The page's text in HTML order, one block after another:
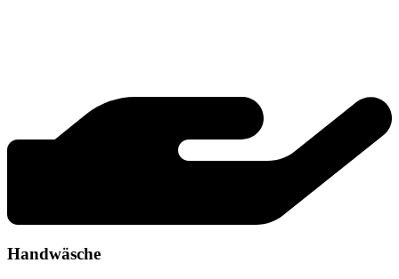
Handwäsche